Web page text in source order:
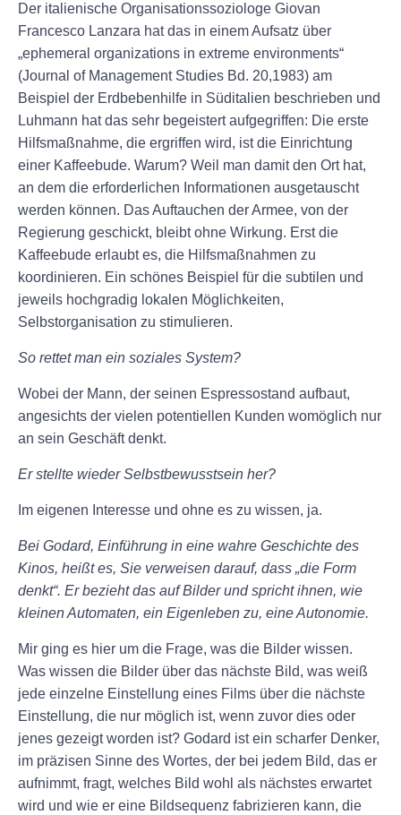
Der italienische Organisationssoziologe Giovan
Francesco Lanzara hat das in einem Aufsatz über
„ephemeral organizations in extreme environments“
(Journal of Management Studies Bd. 20,1983) am
Beispiel der Erdbebenhilfe in Süditalien beschrieben und
Luhmann hat das sehr begeistert aufgegriffen: Die erste
Hilfsmaßnahme, die ergriffen wird, ist die Einrichtung
einer Kaffeebude. Warum? Weil man damit den Ort hat,
an dem die erforderlichen Informationen ausgetauscht
werden können. Das Auftauchen der Armee, von der
Regierung geschickt, bleibt ohne Wirkung. Erst die
Kaffeebude erlaubt es, die Hilfsmaßnahmen zu
koordinieren. Ein schönes Beispiel für die subtilen und
jeweils hochgradig lokalen Möglichkeiten,
Selbstorganisation zu stimulieren.
So rettet man ein soziales System?
Wobei der Mann, der seinen Espressostand aufbaut,
angesichts der vielen potentiellen Kunden womöglich nur
an sein Geschäft denkt.
Er stellte wieder Selbstbewusstsein her?
Im eigenen Interesse und ohne es zu wissen, ja.
Bei Godard, Einführung in eine wahre Geschichte des
Kinos, heißt es, Sie verweisen darauf, dass „die Form
denkt“. Er bezieht das auf Bilder und spricht ihnen, wie
kleinen Automaten, ein Eigenleben zu, eine Autonomie.
Mir ging es hier um die Frage, was die Bilder wissen.
Was wissen die Bilder über das nächste Bild, was weiß
jede einzelne Einstellung eines Films über die nächste
Einstellung, die nur möglich ist, wenn zuvor dies oder
jenes gezeigt worden ist? Godard ist ein scharfer Denker,
im präzisen Sinne des Wortes, der bei jedem Bild, das er
aufnimmt, fragt, welches Bild wohl als nächstes erwartet
wird und wie er eine Bildsequenz fabrizieren kann, die